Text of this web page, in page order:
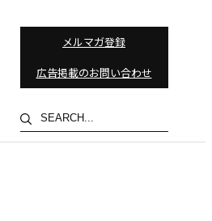
メルマガ登録
広告掲載のお問い合わせ
検
索